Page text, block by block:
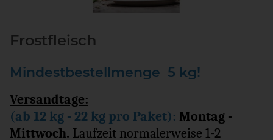
Frostfleisch
Mindestbestellmenge 5 kg!
Versandtage:
(ab 12 kg - 22 kg pro Paket): Montag -
Mittwoch. Laufzeit normalerweise 1-2